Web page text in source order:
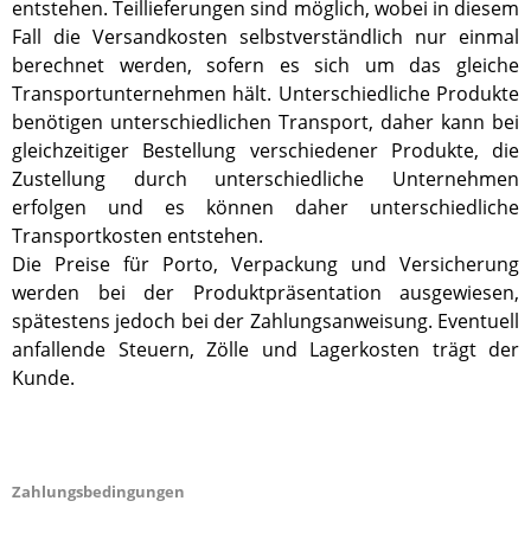
entstehen. Teillieferungen sind möglich, wobei in diesem
Fall die Versandkosten selbstverständlich nur einmal
berechnet werden, sofern es sich um das gleiche
Transportunternehmen hält. Unterschiedliche Produkte
benötigen unterschiedlichen Transport, daher kann bei
gleichzeitiger Bestellung verschiedener Produkte, die
Zustellung durch unterschiedliche Unternehmen
erfolgen und es können daher unterschiedliche
Transportkosten entstehen.
Die Preise für Porto, Verpackung und Versicherung
werden bei der Produktpräsentation ausgewiesen,
spätestens jedoch bei der Zahlungsanweisung. Eventuell
anfallende Steuern, Zölle und Lagerkosten trägt der
Kunde.
Zahlungsbedingungen